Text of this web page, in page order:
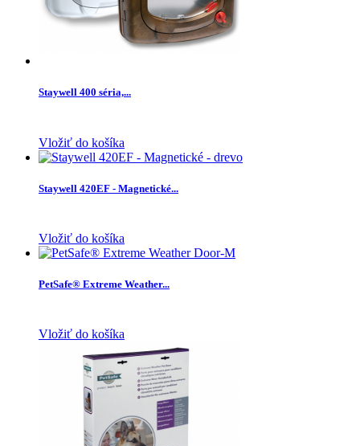
Staywell 400 séria,...
Vložiť do košíka
Staywell 420EF - Magnetické...
Vložiť do košíka
PetSafe® Extreme Weather...
Vložiť do košíka